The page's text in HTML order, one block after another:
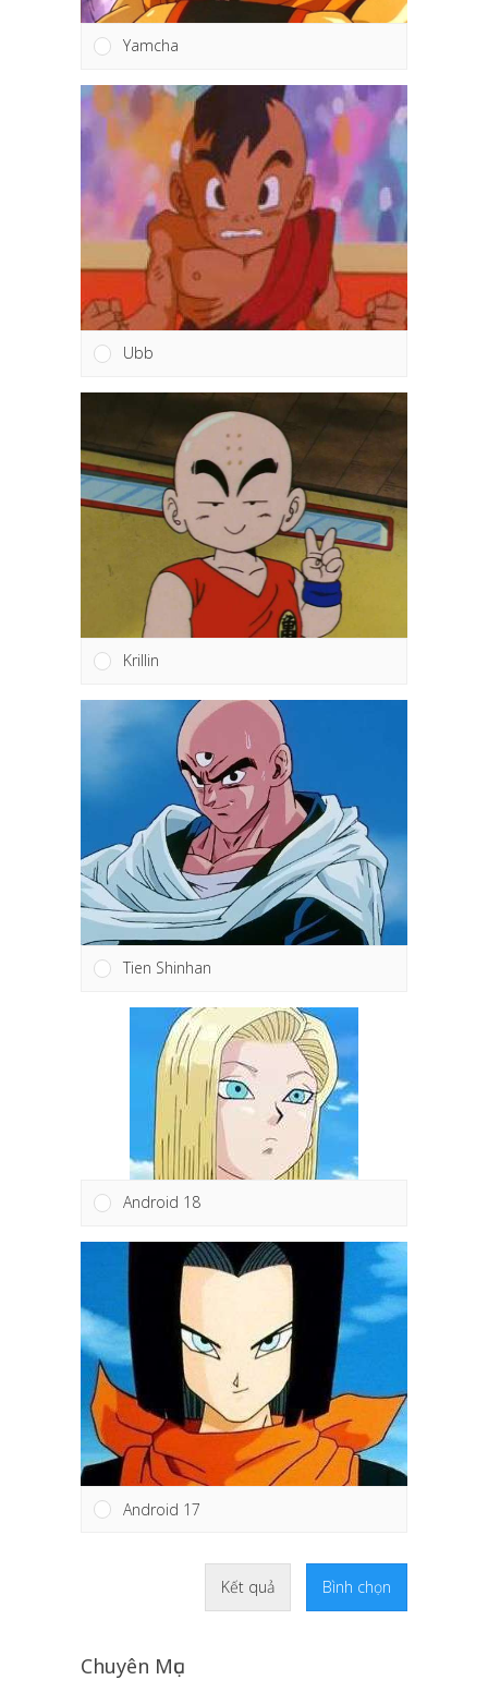
Yamcha
Ubb
Krillin
Tien Shinhan
Android 18
Android 17
Kết quả Bình chọn
Chuyên Mục